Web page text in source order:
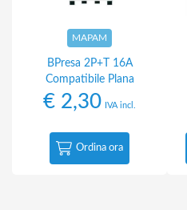
MAPAM
BPresa 2P+T 16A
Compatibile Plana
€ 2,30 IVA incl.
Ordina ora